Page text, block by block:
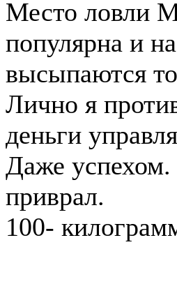
Место ловли
популярна и
высыпаются
Лично я
деньги
Даже успехом.
приврал.
100-